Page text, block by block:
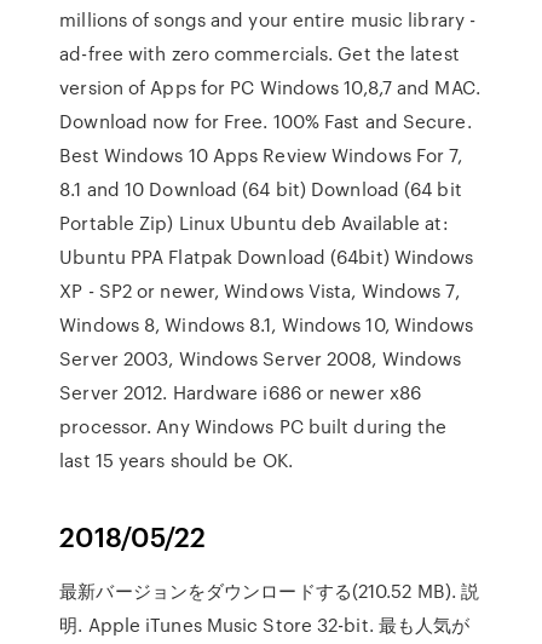
millions of songs and your entire music library -
ad-free with zero commercials. Get the latest
version of Apps for PC Windows 10,8,7 and MAC.
Download now for Free. 100% Fast and Secure.
Best Windows 10 Apps Review Windows For 7,
8.1 and 10 Download (64 bit) Download (64 bit
Portable Zip) Linux Ubuntu deb Available at:
Ubuntu PPA Flatpak Download (64bit) Windows
XP - SP2 or newer, Windows Vista, Windows 7,
Windows 8, Windows 8.1, Windows 10, Windows
Server 2003, Windows Server 2008, Windows
Server 2012. Hardware i686 or newer x86
processor. Any Windows PC built during the
last 15 years should be OK.
2018/05/22
最新バージョンをダウンロードする(210.52 MB). 説
明. Apple iTunes Music Store 32-bit. 最も人気が